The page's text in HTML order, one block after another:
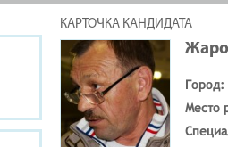
КАРТОЧКА КАНДИДАТА
Город:
Место